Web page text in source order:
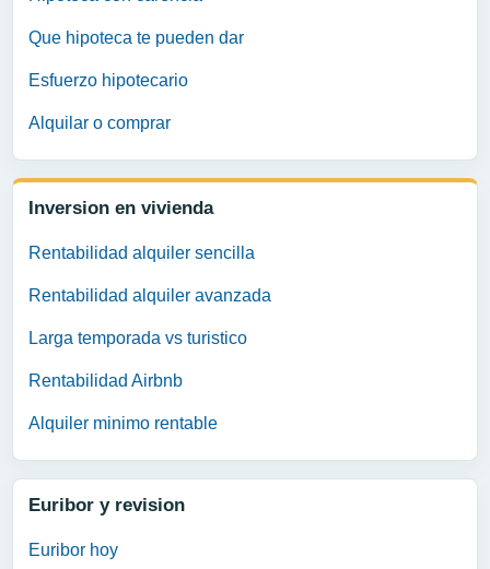
Que hipoteca te pueden dar
Esfuerzo hipotecario
Alquilar o comprar
Inversion en vivienda
Rentabilidad alquiler sencilla
Rentabilidad alquiler avanzada
Larga temporada vs turistico
Rentabilidad Airbnb
Alquiler minimo rentable
Euribor y revision
Euribor hoy